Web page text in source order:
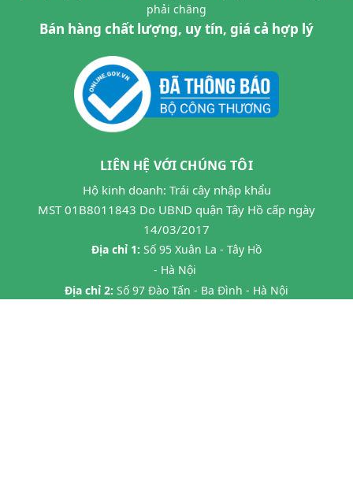
phải chăng
Bán hàng chất lượng, uy tín, giá cả hợp lý
LIÊN HỆ VỚI CHÚNG TÔI
Hộ kinh doanh: Trái cây nhập khẩu
MST 01B8011843 Do UBND quận Tây Hồ cấp ngày
14/03/2017
Địa chỉ 1: Số 95 Xuân La - Tây Hồ
- Hà Nội
Địa chỉ 2: Số 97 Đào Tấn - Ba Đình - Hà Nội